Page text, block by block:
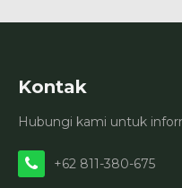
Kontak
Hubungi kami untuk
+62 811-380-675